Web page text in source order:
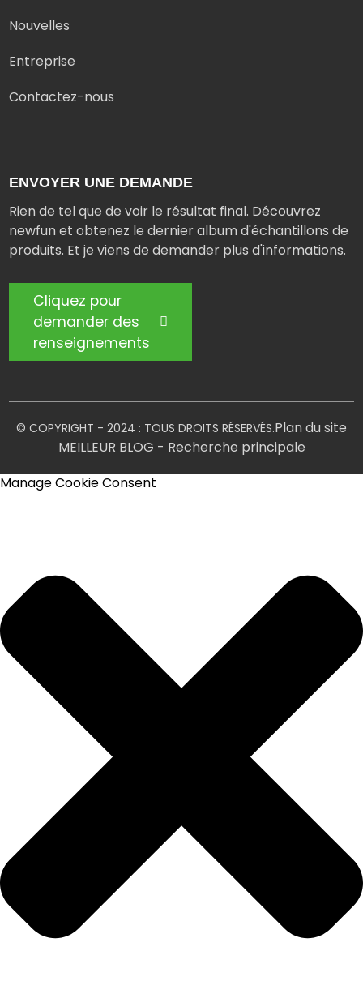
Nouvelles
Entreprise
Contactez-nous
ENVOYER UNE DEMANDE
Rien de tel que de voir le résultat final. Découvrez
newfun et obtenez le dernier album d'échantillons de
produits. Et je viens de demander plus d'informations.
Cliquez pour
demander des
renseignements
© COPYRIGHT - 2024 : TOUS DROITS RÉSERVÉS.Plan du site
MEILLEUR BLOG - Recherche principale
Manage Cookie Consent